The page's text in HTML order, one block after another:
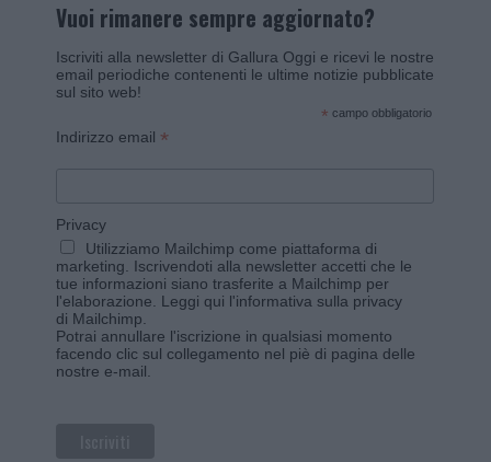
Vuoi rimanere sempre aggiornato?
Iscriviti alla newsletter di Gallura Oggi e ricevi le nostre
email periodiche contenenti le ultime notizie pubblicate
sul sito web!
* campo obbligatorio
Indirizzo email *
Privacy
Utilizziamo Mailchimp come piattaforma di
marketing. Iscrivendoti alla newsletter accetti che le
tue informazioni siano trasferite a Mailchimp per
l'elaborazione. Leggi qui l'informativa sulla privacy
di Mailchimp
Potrai annullare l'iscrizione in qualsiasi momento
facendo clic sul collegamento nel piè di pagina delle
nostre e-mail.